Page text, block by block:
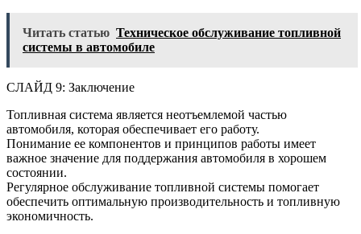
Читать статью Техническое обслуживание топливной
системы в автомобиле
СЛАЙД 9: Заключение
Топливная система является неотъемлемой частью
автомобиля, которая обеспечивает его работу.
Понимание ее компонентов и принципов работы имеет
важное значение для поддержания автомобиля в хорошем
состоянии.
Регулярное обслуживание топливной системы помогает
обеспечить оптимальную производительность и топливную
экономичность.